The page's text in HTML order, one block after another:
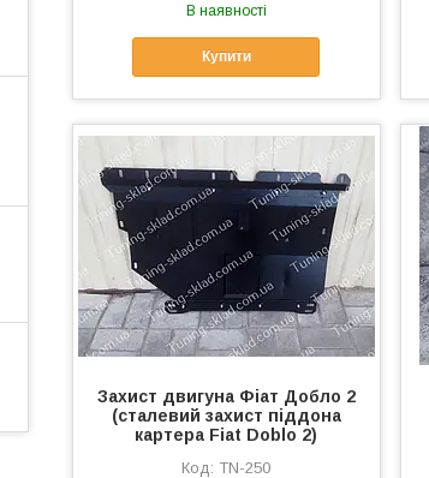
В наявності
Купити
Захист двигуна Фіат Добло 2
(сталевий захист піддона
картера Fiat Doblo 2)
TN-250